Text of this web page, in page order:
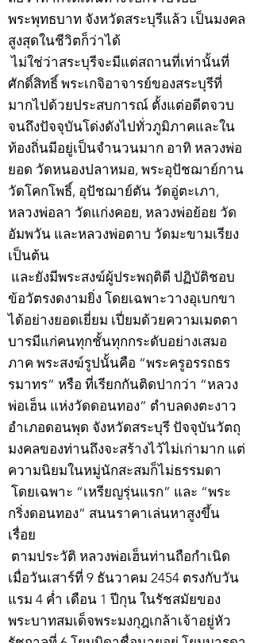
พระพุทธบาท จังหวัดสระบุรีแล้ว เป็นมงคล
สูงสุดในชีวิตก็ว่าได้
ไม่ใช่ว่าสระบุรีจะมีแต่สถานที่เท่านั้นที่
ศักดิ์สิทธิ์ พระเกจิอาจารย์ของสระบุรีที่
มากไปด้วยประสบการณ์ ตั้งแต่อดีตจวบ
จนถึงปัจจุบันโด่งดังไปทั่วภูมิภาคและใน
ท้องถิ่นมีอยู่เป็นจำนวนมาก อาทิ หลวงพ่อ
ยอด วัดหนองปลาหมอ, พระอุปัชฌาย์กาน
วัดโคกโพธิ์, อุปัชฌาย์ตัน วัดอู่ตะเภา,
หลวงพ่อลา วัดแก่งคอย, หลวงพ่อย้อย วัด
อัมพวัน และหลวงพ่อตาบ วัดมะขามเรียง
เป็นต้น
และยังมีพระสงฆ์ผู้ประพฤติดี ปฏิบัติชอบ
ข้อวัตรงดงามยิ่ง โดยเฉพาะวางอุเบกขา
ได้อย่างยอดเยี่ยม เปี่ยมด้วยความเมตตา
บารมีแก่คนทุกชั้นทุกกระดับอย่างเสมอ
ภาค พระสงฆ์รูปนั้นคือ “พระครูอรรถธร
รมาทร” หรือ ที่เรียกกันติดปากว่า “หลวง
พ่อเฮ็น แห่งวัดดอนทอง” ตำบลดงตะงาว
อำเภอดอนพุด จังหวัดสระบุรี ปัจจุบันวัตถุ
มงคลของท่านถึงจะสร้างไว้ไม่เก่ามาก แต่
ความนิยมในหมู่นักสะสมก็ไม่ธรรมดา
โดยเฉพาะ “เหรียญรุ่นแรก” และ “พระ
กริ่งดอนทอง” สนนราคาเล่นหาสูงขึ้น
เรื่อย
ตามประวัติ หลวงพ่อเฮ็นท่านถือกำเนิด
เมื่อวันเสาร์ที่ 9 ธันวาคม 2454 ตรงกับวัน
แรม 4 ค่ำ เดือน 1 ปีกุน ในรัชสมัยของ
พระบาทสมเด็จพระมงกุฎเกล้าเจ้าอยู่หัว